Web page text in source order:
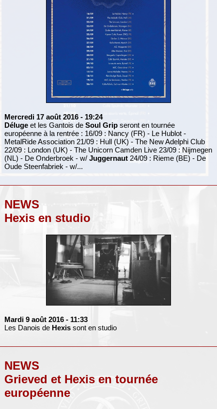
Mercredi 17 août 2016 - 19:24
Délugeet les Gantois de Soul Gripseront en tournée
européenne à la rentrée : 16/09 : Nancy (FR) - Le Hublot -
MetalRide Association 21/09 : Hull (UK) - The New Adelphi Club
22/09 : London (UK) - The Unicorn Camden Live 23/09 : Nijmegen
(NL) - De Onderbroek - w/ Juggernaut24/09 : Rieme (BE) - De
Oude Steenfabriek - w/...
NEWS
Hexis en studio
Mardi 9 août 2016 - 11:33
Les Danois de Hexissont en studio
NEWS
Grieved et Hexis en tournée
européenne